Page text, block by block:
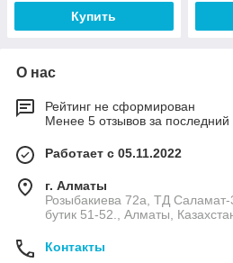
Купить
О нас
Рейтинг не сформирован
Менее 5 отзывов за последний
Работает с 05.11.2022
г. Алматы
Розыбакиева 72а, ТД Саламат-
бутик 51-52., Алматы,
Контакты